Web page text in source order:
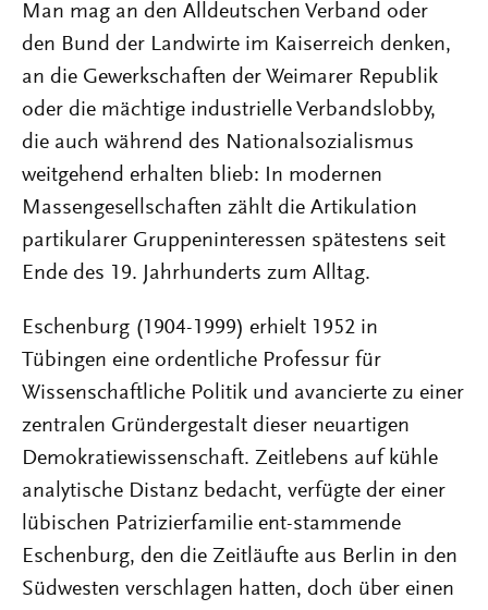
Man mag an den Alldeutschen Verband oder
den Bund der Landwirte im Kaiserreich denken,
an die Gewerkschaften der Weimarer Republik
oder die mächtige industrielle Verbandslobby,
die auch während des Nationalsozialismus
weitgehend erhalten blieb: In modernen
Massengesellschaften zählt die Artikulation
partikularer Gruppeninteressen spätestens seit
Ende des 19. Jahrhunderts zum Alltag.
Eschenburg (1904-1999) erhielt 1952 in
Tübingen eine ordentliche Professur für
Wissenschaftliche Politik und avancierte zu einer
zentralen Gründergestalt dieser neuartigen
Demokratiewissenschaft. Zeitlebens auf kühle
analytische Distanz bedacht, verfügte der einer
lübischen Patrizierfamilie ent-stammende
Eschenburg, den die Zeitläufte aus Berlin in den
Südwesten verschlagen hatten, doch über einen